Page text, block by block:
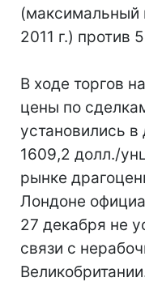
(максимальный
2011 г.) против
В ходе торгов
цены по
установились в
1609,2 долл./
рынке
Лондоне
27 декабря не
связи с